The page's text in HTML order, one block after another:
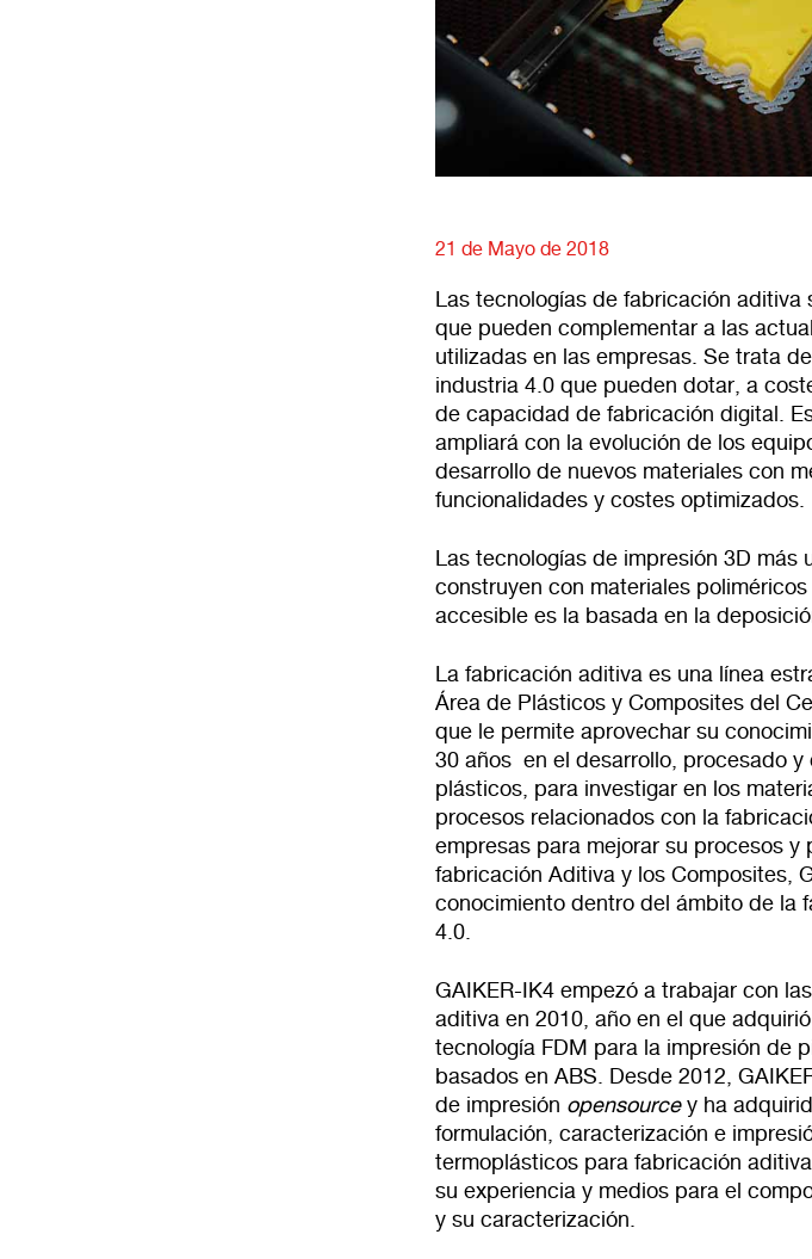
21 de Mayo de 2018
Las tecnologías de fabricación aditiva
que pueden complementar a las
utilizadas en las empresas. Se trata
industria 4.0 que pueden dotar, a
de capacidad de fabricación digital.
ampliará con la evolución de los
desarrollo de nuevos materiales con
funcionalidades y costes optimizados.
Las tecnologías de impresión 3D más
construyen con materiales
accesible es la basada en la
La fabricación aditiva es una línea
Área de Plásticos y Composites del
que le permite aprovechar su
30 años en el desarrollo, procesado
plásticos, para investigar en los
procesos relacionados con la
empresas para mejorar su procesos
fabricación Aditiva y los Composites,
conocimiento dentro del ámbito de la
4.0.
GAIKER-IK4 empezó a trabajar con
aditiva en 2010, año en el que
tecnología FDM para la impresión de
basados en ABS. Desde 2012,
de impresión opensourcey ha
formulación, caracterización e
termoplásticos para fabricación
su experiencia y medios para el
y su caracterización.